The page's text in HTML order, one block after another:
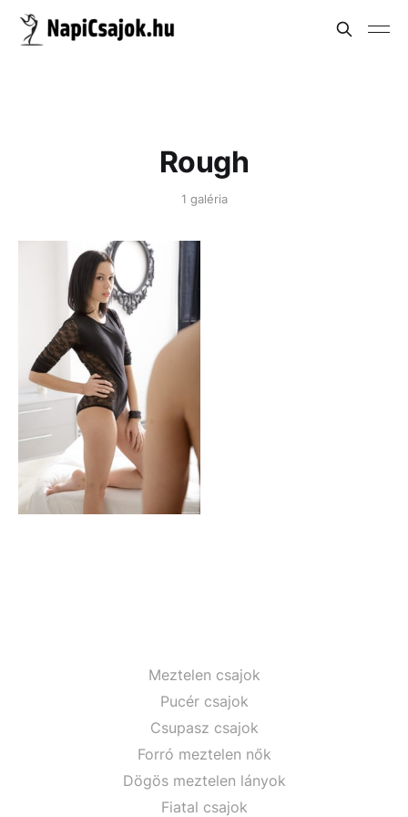
Rough
1 galéria
Meztelen csajok
Pucér csajok
Csupasz csajok
Forró meztelen nők
Dögös meztelen lányok
Fiatal csajok